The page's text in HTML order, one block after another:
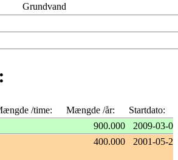
Grundvand
/time: Mængde /år:
Startdato:
900.000
2009-03-01
400.000 2001-05-23